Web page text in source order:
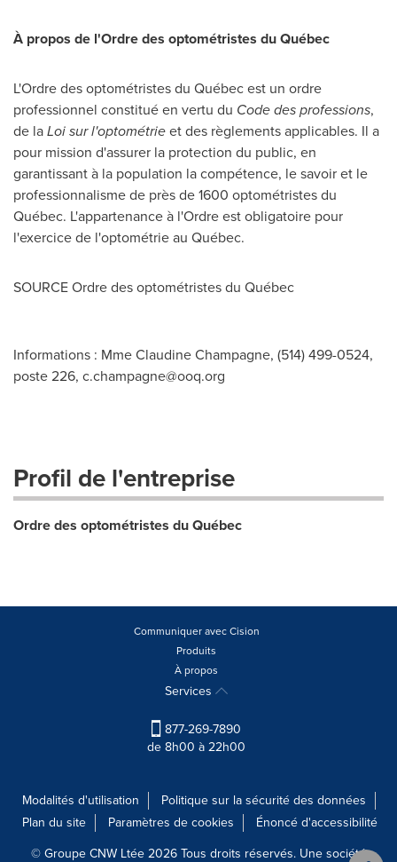
À propos de l'Ordre des optométristes du Québec
L'Ordre des optométristes du Québec est un ordre
professionnel constitué en vertu du Code des professions,
de laLoi sur l'optométrieet des règlements applicables. Il a
pour mission d'assurer la protection du public, en
garantissant à la population la compétence, le savoir et le
professionnalisme de près de 1600 optométristes du
Québec. L'appartenance à l'Ordre est obligatoire pour
l'exercice de l'optométrie au Québec.
SOURCE Ordre des optométristes du Québec
Informations : Mme Claudine Champagne, (514) 499-0524,
poste 226, c.champagne@ooq.org
Profil de l'entreprise
Ordre des optométristes du Québec
Communiquer avec Cision
Produits
À propos
Services
877-269-7890
de 8h00 à 22h00
Modalités d'utilisation
Politique sur la sécurité des données
Plan du site
Paramètres de cookies
Énoncé d'accessibilité
© Groupe CNW Ltée 2026 Tous droits réservés. Une société